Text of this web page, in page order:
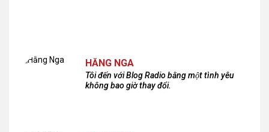
HẰNG NGA
Tôi đến với Blog Radio bằng một tình yêu
không bao giờ thay đổi.